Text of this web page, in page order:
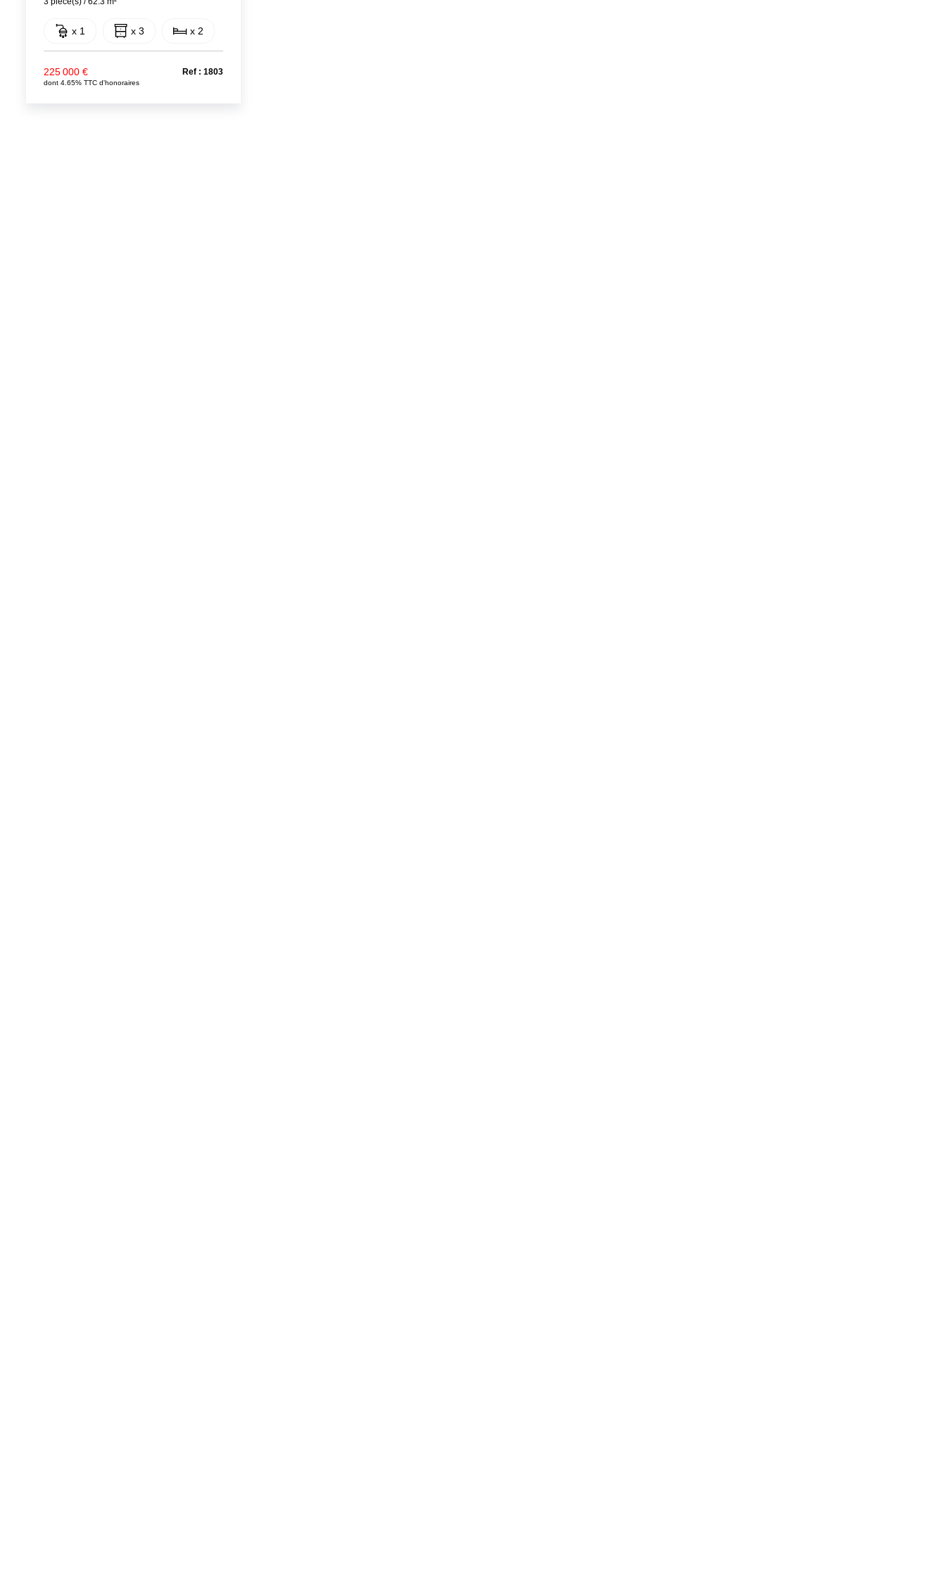
x 1 x 3 x 2
225 000 €
dont 4.65% TTC d'honoraires
Ref : 1803